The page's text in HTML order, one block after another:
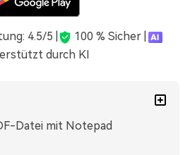
Anpassen von kostenlosen Vorlagen.
und einfachsten PDF-Tools
4.5/5 |
100 % Sicher |
durch KI
Datei mit Notepad